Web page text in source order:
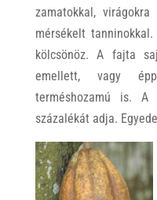
zamatokkal,
mérsékelt
kölcsönöz. A fajta
emellett, vagy
terméshozamú is. A
százalékát adja.